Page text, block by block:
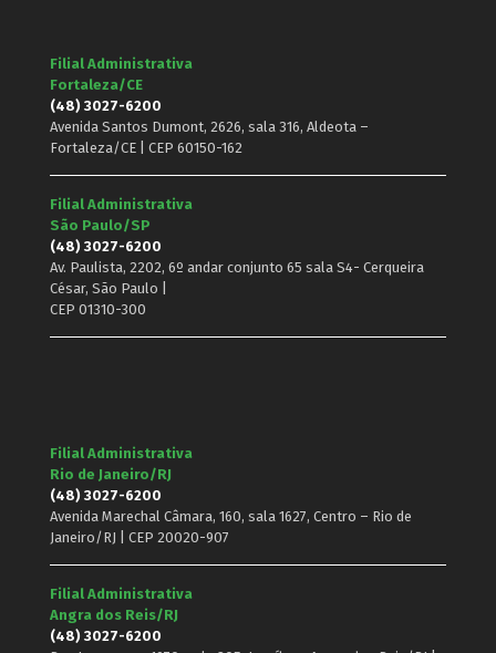
Filial Administrativa
Fortaleza/CE
(48) 3027-6200
Avenida Santos Dumont, 2626, sala 316, Aldeota –
Fortaleza/CE | CEP 60150-162
Filial Administrativa
São Paulo/SP
(48) 3027-6200
Av. Paulista, 2202, 6º andar conjunto 65 sala S4- Cerqueira
César, São Paulo |
CEP 01310-300
Filial Administrativa
Rio de Janeiro/RJ
(48) 3027-6200
Avenida Marechal Câmara, 160, sala 1627, Centro – Rio de
Janeiro/RJ | CEP 20020-907
Filial Administrativa
Angra dos Reis/RJ
(48) 3027-6200